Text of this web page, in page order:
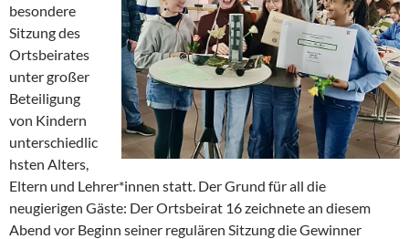
besondere
Sitzung des
Ortsbeirates
unter großer
Beteiligung
von Kindern
unterschiedlic
hsten Alters,
Eltern und Lehrer*innen statt. Der Grund für all die
neugierigen Gäste: Der Ortsbeirat 16 zeichnete an diesem
Abend vor Beginn seiner regulären Sitzung die Gewinner